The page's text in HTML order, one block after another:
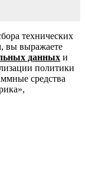
технических
вы выражаете
данных и
политики
средства